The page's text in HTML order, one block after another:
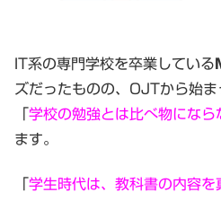
IT系の専門学校を卒業している
ズだったものの、OJTから始ま
学校の勉強とは比べ物になら
ます。
学生時代は、教科書の内容